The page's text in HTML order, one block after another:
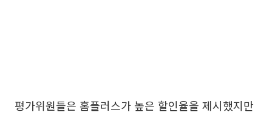
평가위원들은 홈플러스가 높은 할인율을 제시했지만